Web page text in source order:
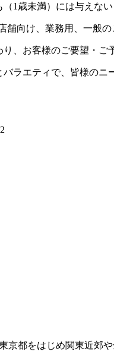
1歳未満）には与えない
向け、業務用、一般
、お客様のご要望・ご
ラエティで、皆様のニ
京都をはじめ関東近郊